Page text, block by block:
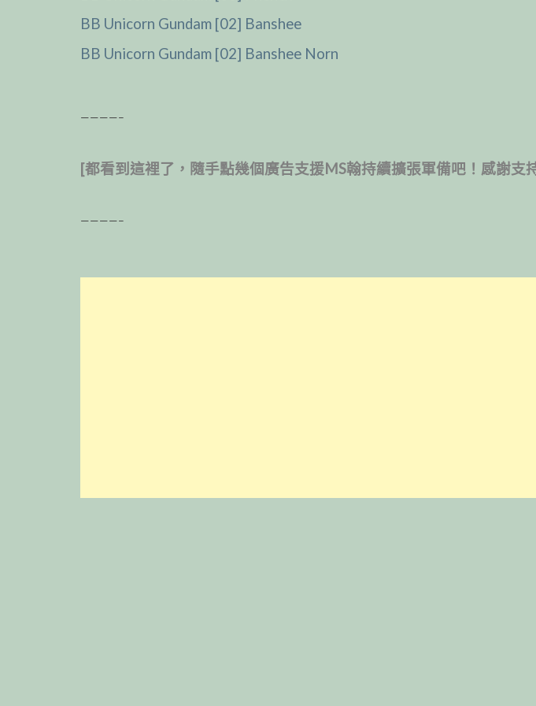
BB Unicorn Gundam [02] Banshee
BB Unicorn Gundam [02] Banshee Norn
————–
[都看到這裡了，隨手點幾個廣告支援MS翰持續擴張軍備吧！感謝支
————–